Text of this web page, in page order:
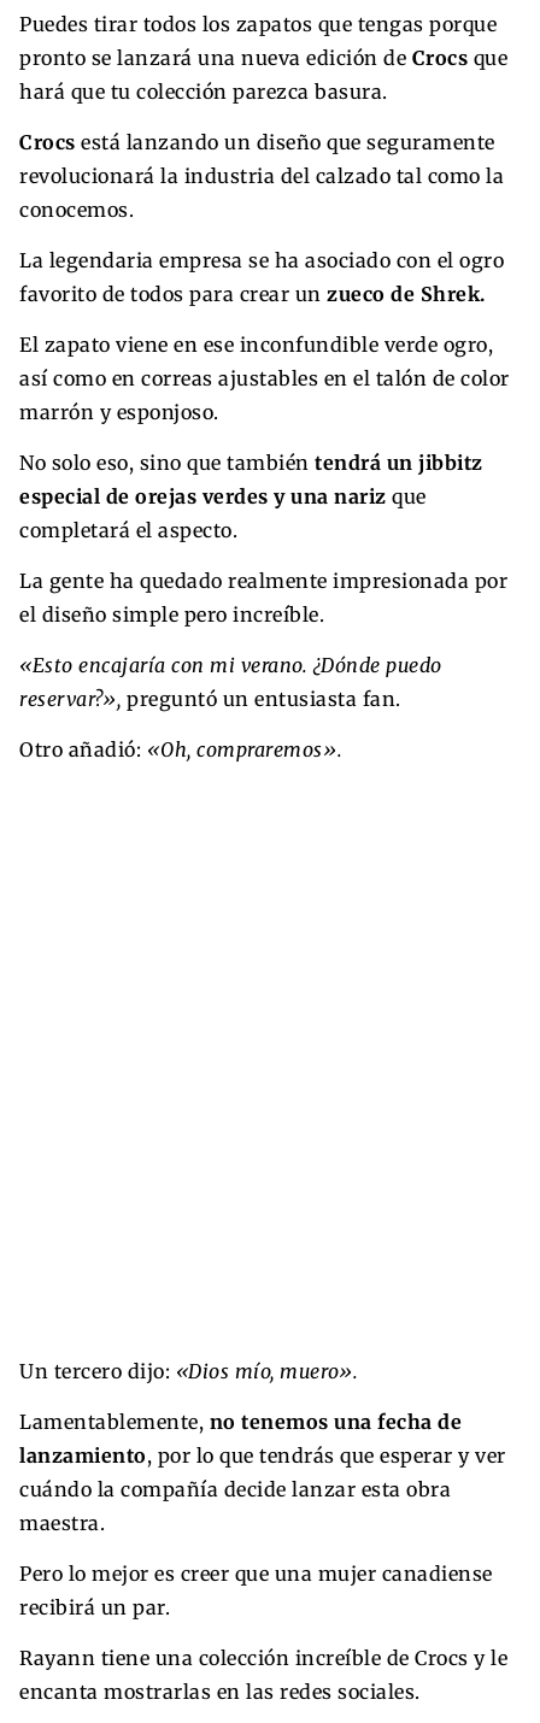
Puedes tirar todos los zapatos que tengas porque
pronto se lanzará una nueva edición de Crocs que
hará que tu colección parezca basura.
Crocs está lanzando un diseño que seguramente
revolucionará la industria del calzado tal como la
conocemos.
La legendaria empresa se ha asociado con el ogro
favorito de todos para crear un zueco de Shrek.
El zapato viene en ese inconfundible verde ogro,
así como en correas ajustables en el talón de color
marrón y esponjoso.
No solo eso, sino que también tendrá un jibbitz
especial de orejas verdes y una nariz que
completará el aspecto.
La gente ha quedado realmente impresionada por
el diseño simple pero increíble.
«Esto encajaría con mi verano. ¿Dónde puedo
reservar?», preguntó un entusiasta fan.
Otro añadió: «Oh, compraremos».
Un tercero dijo: «Dios mío, muero».
Lamentablemente, no tenemos una fecha de
lanzamiento, por lo que tendrás que esperar y ver
cuándo la compañía decide lanzar esta obra
maestra.
Pero lo mejor es creer que una mujer canadiense
recibirá un par.
Rayann tiene una colección increíble de Crocs y le
encanta mostrarlas en las redes sociales.